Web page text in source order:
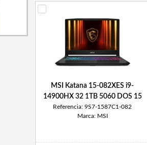
MSI Katana 15-082XES i9-
14900HX 32 1TB 5060 DOS 15
Referencia: 9S7-1587C1-082
Marca: MSI